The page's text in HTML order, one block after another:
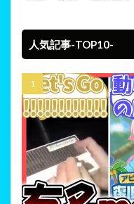
人気記事-TOP10-